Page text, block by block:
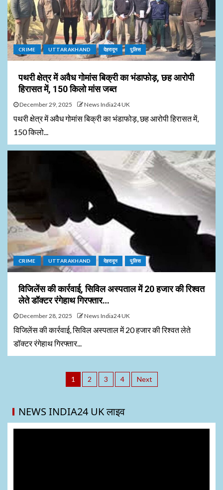
CRIME UTTARAKHAND देहरादून पुलिस
पथरी क्षेत्र में अवैध गोमांस बिक्री का भंडाफोड़, छह आरोपी
हिरासत में, 150 किलो मांस जब्त
December 29, 2025 News India24 UK
पथरी क्षेत्र में अवैध गोमांस बिक्री का भंडाफोड़, छह आरोपी हिरासत में,
150 किलो...
CRIME UTTARAKHAND देहरादून पुलिस
विजिलेंस की कार्रवाई, सिविल अस्पताल में 20 हजार की रिश्वत
लेते डॉक्टर रंगेहाथ गिरफ्तार…
December 28, 2025 News India24 UK
विजिलेंस की कार्रवाई, सिविल अस्पताल में 20 हजार की रिश्वत लेते
डॉक्टर रंगेहाथ गिरफ्तार...
1 2 3 4 Next
NEWS INDIA24 UK लाइव